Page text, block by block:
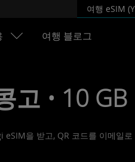
여행 eSIM
여행 블로그
고 • 10
을 받고, QR 코드를 이메일